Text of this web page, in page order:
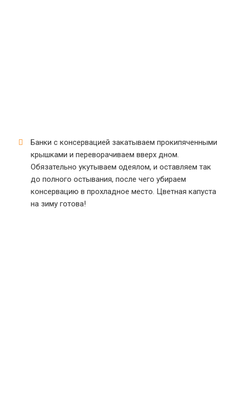
Банки с консервацией закатываем прокипяченными
крышками и переворачиваем вверх дном.
Обязательно укутываем одеялом, и оставляем так
до полного остывания, после чего убираем
консервацию в прохладное место. Цветная капуста
на зиму готова!